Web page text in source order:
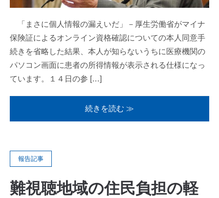
「まさに個人情報の漏えいだ」－厚生労働省がマイナ
保険証によるオンライン資格確認についての本人同意手
続きを省略した結果、本人が知らないうちに医療機関の
パソコン画面に患者の所得情報が表示される仕様になっ
ています。１４日の参 […]
続きを読む ≫
報告記事
難視聴地域の住民負担の軽